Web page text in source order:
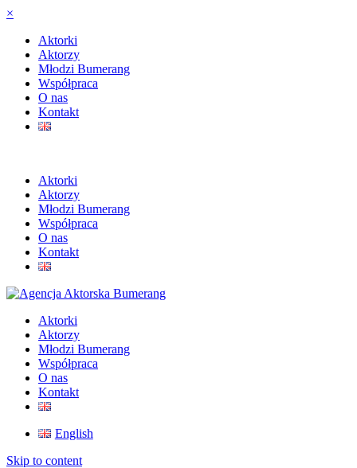
×
Aktorki
Aktorzy
Młodzi Bumerang
Współpraca
O nas
Kontakt
Aktorki
Aktorzy
Młodzi Bumerang
Współpraca
O nas
Kontakt
Aktorki
Aktorzy
Młodzi Bumerang
Współpraca
O nas
Kontakt
English
Skip to content